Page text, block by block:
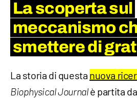
La scoperta sul
meccanismo
smettere di
La storia di questa nuova
Biophysical Journalè partita